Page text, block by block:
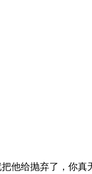
他给抛弃了，你真